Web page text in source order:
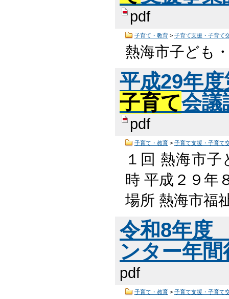
pdf
子育て・教育> 子育て支援・子育て
熱海市子ども
平成29年
子育て会議
pdf
子育て・教育> 子育て支援・子育て
１回 熱海市子
時 平成２９年
場所 熱海市福
令和8年度
ンター年
pdf
子育て・教育> 子育て支援・子育て